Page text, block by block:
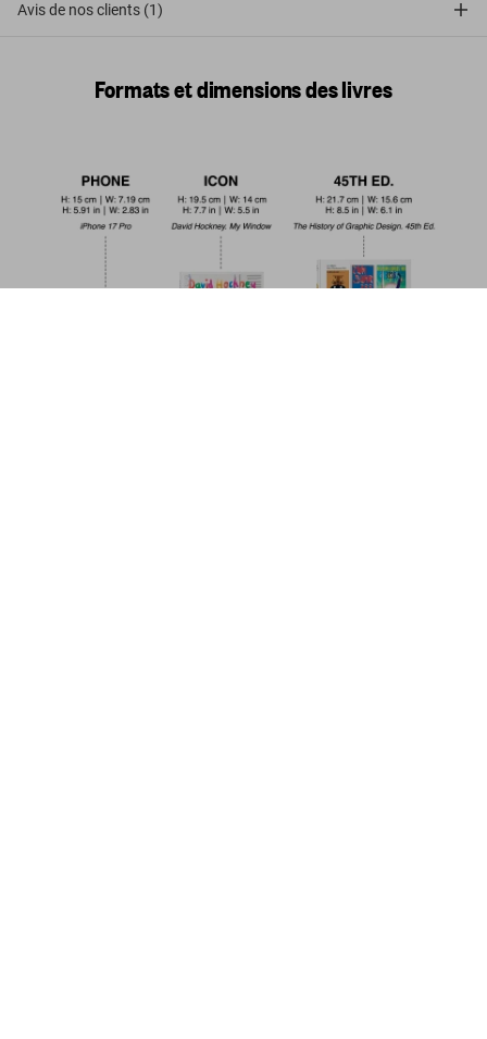
Avis de nos clients (1)
Formats et dimensions des livres